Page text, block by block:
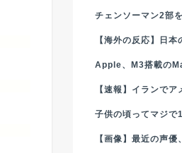
チェンソーマン2部
【海外の反応】日
Apple、M3搭載の
【速報】イランで
子供の頃ってマジで
【画像】最近の声